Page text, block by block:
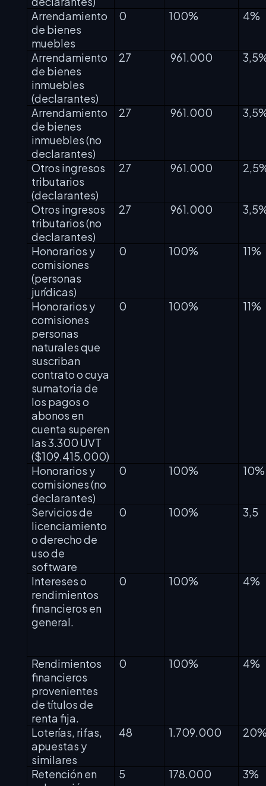
Arrendamiento
de bienes
muebles
0 100% 4%
Arrendamiento
de bienes
inmuebles
(declarantes)
27 961.000
Arrendamiento
de bienes
inmuebles (no
declarantes)
27 961.000
Otros ingresos
tributarios
(declarantes)
27 961.000
Otros ingresos
tributarios (no
declarantes)
27 961.000
Honorarios y
comisiones
(personas
jurídicas)
0 100% 11%
Honorarios y
comisiones
personas
naturales que
suscriban
contrato o cuya
sumatoria de
los pagos o
abonos en
cuenta superen
las 3.300 UVT
($109.415.000)
0 100% 11%
Honorarios y
comisiones (no
declarantes)
0 100% 10%
Servicios de
licenciamiento
o derecho de
uso de
software
0 100% 3,5
Intereses o
rendimientos
financieros en
general.
0 100% 4%
Rendimientos
financieros
provenientes
de títulos de
renta fija.
0 100% 4%
Loterías, rifas,
apuestas y
similares
48 1.709.000
Retención en
5 178.000 3%